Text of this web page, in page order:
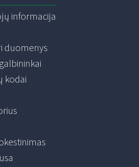
informacija
duomenys
kodai